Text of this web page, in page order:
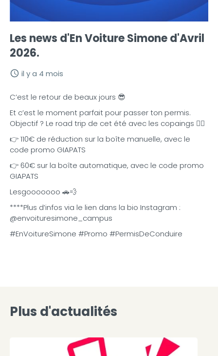
Les news d'En Voiture Simone d'Avril
2026.
il y a 4 mois
C’est le retour de beaux jours 😎
Et c’est le moment parfait pour passer ton permis.
Objectif ? Le road trip de cet été avec les copaings 🏄‍♀️
👉 110€ de réduction sur la boîte manuelle, avec le
code promo GIAPATS
👉 60€ sur la boîte automatique, avec le code promo
GIAPATS
Lesgooooooo 🚗💨
****Plus d’infos via le lien dans la bio Instagram :
@envoituresimone_campus
#EnVoitureSimone #Promo #PermisDeConduire
Plus d'actualités